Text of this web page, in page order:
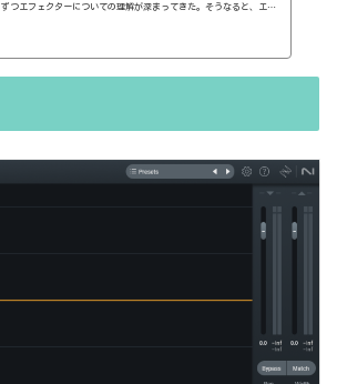
ずつエフェクターについての理解が深まってきた。そうなると、エフ